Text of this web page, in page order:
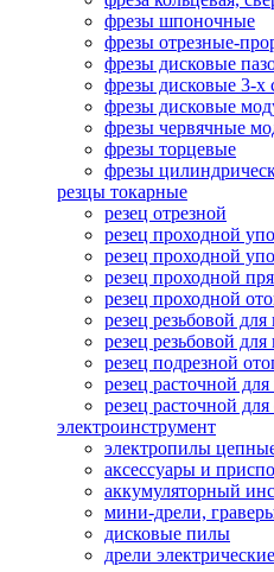
фрезы шпоночные
фрезы отрезные-
фрезы дисковые
фрезы дисковые 3-х
фрезы дисковые
фрезы червячные
фрезы торцевые
фрезы
резцы токарные
резец отрезной
резец проходной
резец проходной
резец проходной
резец проходной
резец резьбовой
резец резьбовой
резец подрезной
резец расточной
резец расточной
электроинструмент
электропилы
аксессуары и
аккумуляторный
мини-дрели,
дисковые пилы
дрели электрические